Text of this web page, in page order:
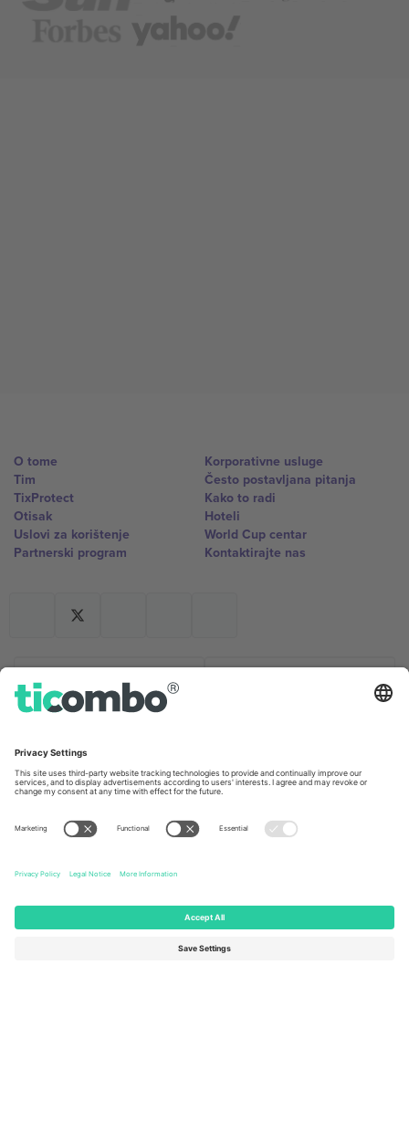
O tome
Tim
TixProtect
Otisak
Uslovi za korištenje
Partnerski program
Korporativne usluge
Često postavljana pitanja
Kako to radi
Hoteli
World Cup centar
Kontaktirajte nas
Germany
Berlin, Germany
United Kingdom
London, EC1V 1AW, United
United States
131 Continental Dr, Suite 305,
Newark, Delaware 19713, United
Dorfstrasse 52a, 6390
Engelberg, Switzerland